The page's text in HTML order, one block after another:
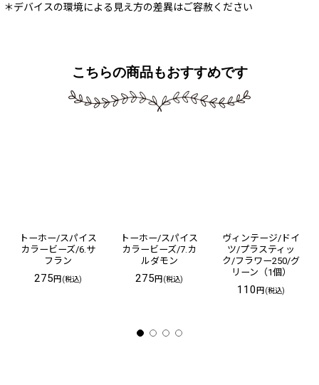
＊デバイスの環境による見え方の差異はご容赦ください
こちらの商品もおすすめです
トーホー/スパイス
カラービーズ/6.サ
フラン
275円(税込)
トーホー/スパイス
カラービーズ/7.カ
ルダモン
275円(税込)
ヴィンテージ/ドイ
ツ/プラスティッ
ク/フラワー250/グ
リーン（1個）
110円(税込)